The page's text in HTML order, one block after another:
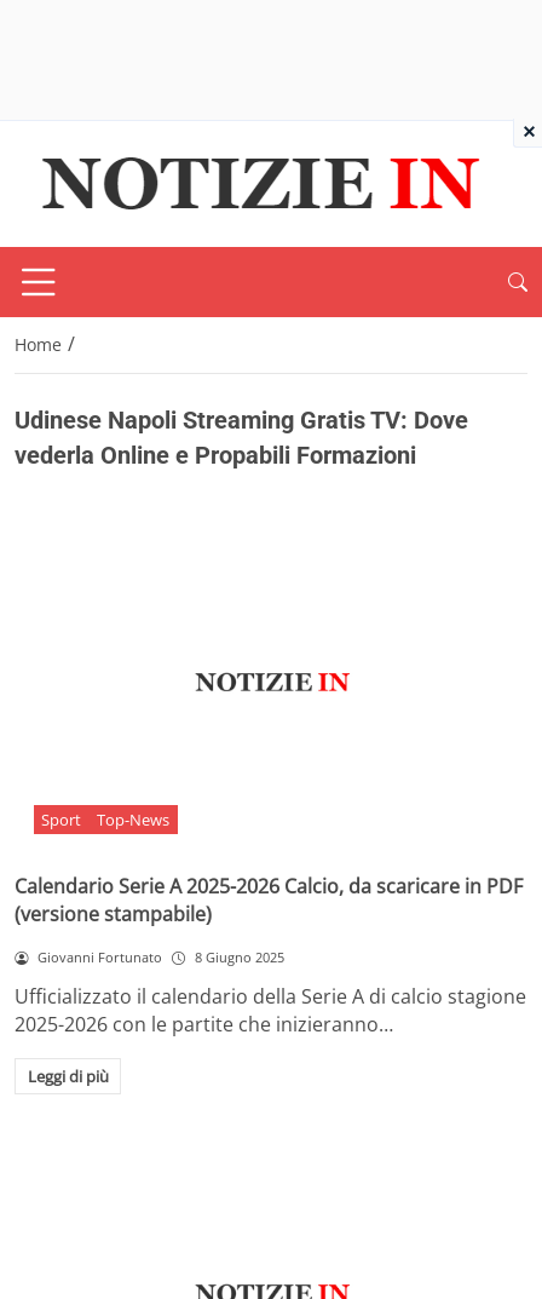
Home /
Udinese Napoli Streaming Gratis TV: Dove
vederla Online e Propabili Formazioni
Sport Top-News
Calendario Serie A 2025-2026 Calcio, da scaricare in PDF
(versione stampabile)
Giovanni Fortunato 8 Giugno 2025
Ufficializzato il calendario della Serie A di calcio stagione
2025-2026 con le partite che inizieranno…
Leggi di più
×